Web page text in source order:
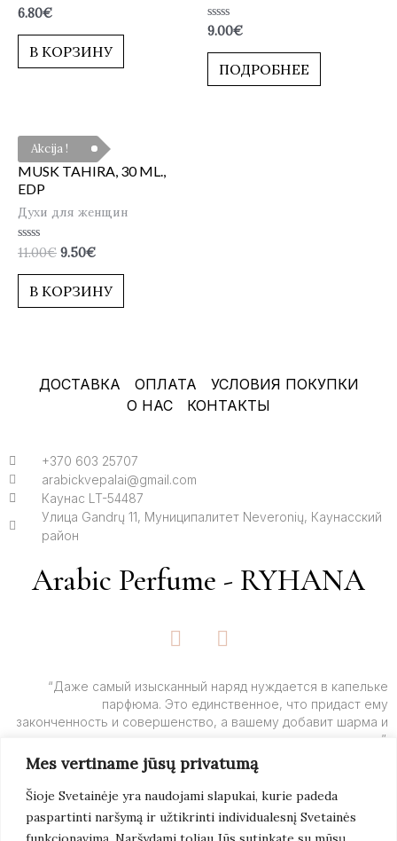
Mes vertiname jūsų privatumą
Šioje Svetainėje yra naudojami slapukai, kurie padeda
paspartinti naršymą ir užtikrinti individualesnį Svetainės
Оценка
из
6.80€
В КОРЗИНУ
Оценка
из
9.00€
ПОДРОБНЕЕ
Akcija !
MUSK TAHIRA, 30 ML.,
EDP
Духи для женщин
Оценка
0
из
11.00€ 9.50€
В КОРЗИНУ
ДОСТАВКА ОПЛАТА
УСЛОВИЯ ПОКУПКИ
О НАС
КОНТАКТЫ
+370 603 25707
arabickvepalai@gmail.com
Каунас LT-54487
Улица Gandrų 11, Муниципалитет Neveronių, Каунасский
район
Arabic Perfume - RYHANA
F
a
e
b
o
o
k
-
f
I
n
t
a
g
r
a
m
“Даже самый изысканный наряд нуждается в капельке
парфюма. Это единственное, что придаст ему
законченность и совершенство, а вашему добавит шарма и
очарования”.
Подробнее